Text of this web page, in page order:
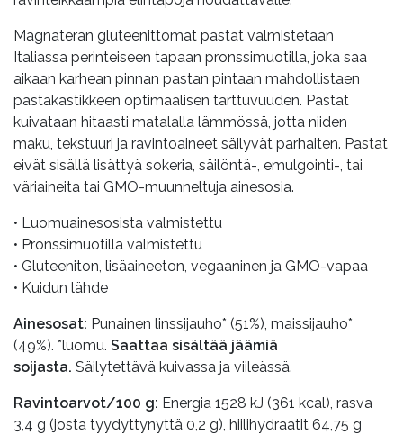
Magnateran gluteenittomat pastat valmistetaan
Italiassa perinteiseen tapaan pronssimuotilla, joka saa
aikaan karhean pinnan pastan pintaan mahdollistaen
pastakastikkeen optimaalisen tarttuvuuden. Pastat
kuivataan hitaasti matalalla lämmössä, jotta niiden
maku, tekstuuri ja ravintoaineet säilyvät parhaiten. Pastat
eivät sisällä lisättyä sokeria, säilöntä-, emulgointi-, tai
väriaineita tai GMO-muunneltuja ainesosia.
• Luomuainesosista valmistettu
• Pronssimuotilla valmistettu
• Gluteeniton, lisäaineeton, vegaaninen ja GMO-vapaa
• Kuidun lähde
Ainesosat: Punainen linssijauho* (51%), maissijauho*
(49%). *luomu. Saattaa sisältää jäämiä
soijasta. Säilytettävä kuivassa ja viileässä.
Ravintoarvot/100 g: Energia 1528 kJ (361 kcal), rasva
3,4 g (josta tyydyttynyttä 0,2 g), hiilihydraatit 64,75 g